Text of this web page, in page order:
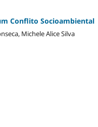
Conflito Socioambiental
Michele Alice Silva